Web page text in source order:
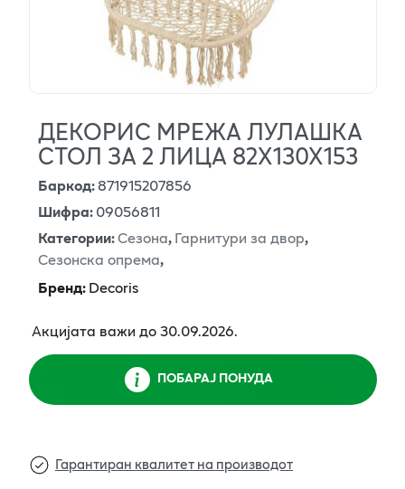
ДЕКОРИС МРЕЖА ЛУЛАШКА
СТОЛ ЗА 2 ЛИЦА 82Х130Х153
Баркод:871915207856
Шифра:09056811
Категории:Сезона,Гарнитури за двор,
Сезонска опрема,
Бренд:Decoris
Акцијата важи до 30.09.2026.
ПОБАРАЈ ПОНУДА
Гарантиран квалитет на производот